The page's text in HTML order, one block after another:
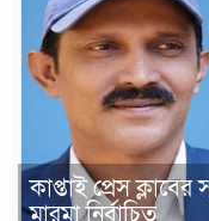
কাপ্তাই প্রেস